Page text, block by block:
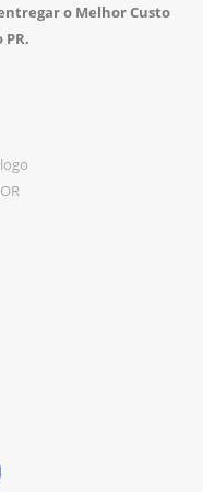
o Melhor Custo